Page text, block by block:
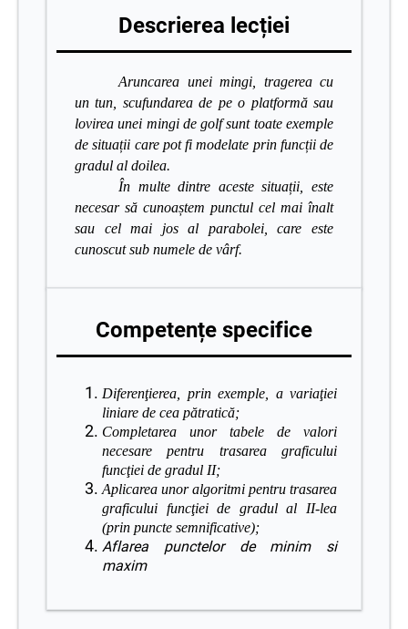
Descrierea lecției
Aruncarea unei mingi, tragerea cu
un tun, scufundarea de pe o platformă sau
lovirea unei mingi de golf sunt toate exemple
de situații care pot fi modelate prin funcții de
gradul al doilea.
În multe dintre aceste situații, este
necesar să cunoaștem punctul cel mai înalt
sau cel mai jos al parabolei, care este
cunoscut sub numele de vârf.
Competențe specifice
Diferenţierea, prin exemple, a variaţiei
liniare de cea pătratică;
Completarea unor tabele de valori
necesare pentru trasarea graficului
funcţiei de gradul II;
Aplicarea unor algoritmi pentru trasarea
graficului funcţiei de gradul al II-lea
(prin puncte semnificative);
Aflarea punctelor de minim si
maxim